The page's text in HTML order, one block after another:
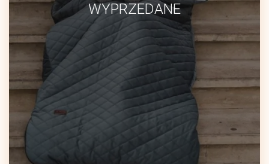
WYPRZEDANE